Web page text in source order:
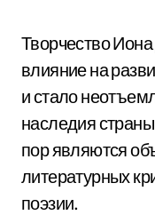
Творчество
влияние на
и стало
наследия
пор являются
литературных
поэзии.